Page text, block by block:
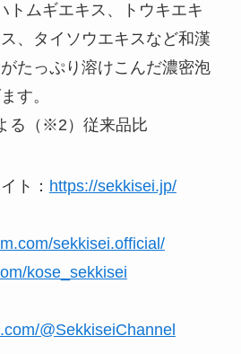
トムギエキス、トウキエキ
、タイソウエキスなど和漢
たっぷり溶けこんだ濃密泡
す。
る（※2）従来品比
ト： https://sekkisei.jp/
sekkisei.official/
kose_sekkisei
@SekkiseiChannel